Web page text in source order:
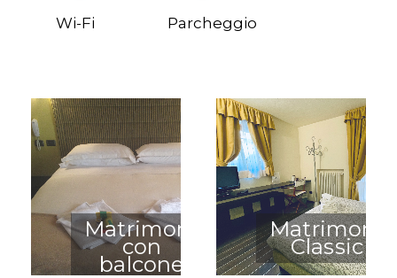
Wi-Fi Parcheggio
Matrimoniale
con
balcone
Classic